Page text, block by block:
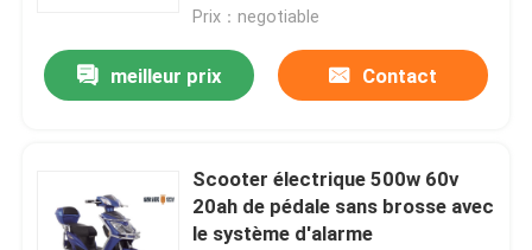
Prix：negotiable
meilleur prix Contact
Scooter électrique 500w 60v
20ah de pédale sans brosse avec
le système d'alarme